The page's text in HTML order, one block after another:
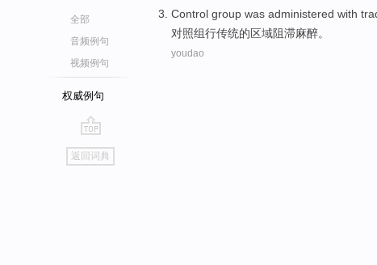
全部
音频例句
视频例句
权威例句
go
top
返回词典
Control group was administered with
对照组行传统的区域阻滞麻醉。
youdao